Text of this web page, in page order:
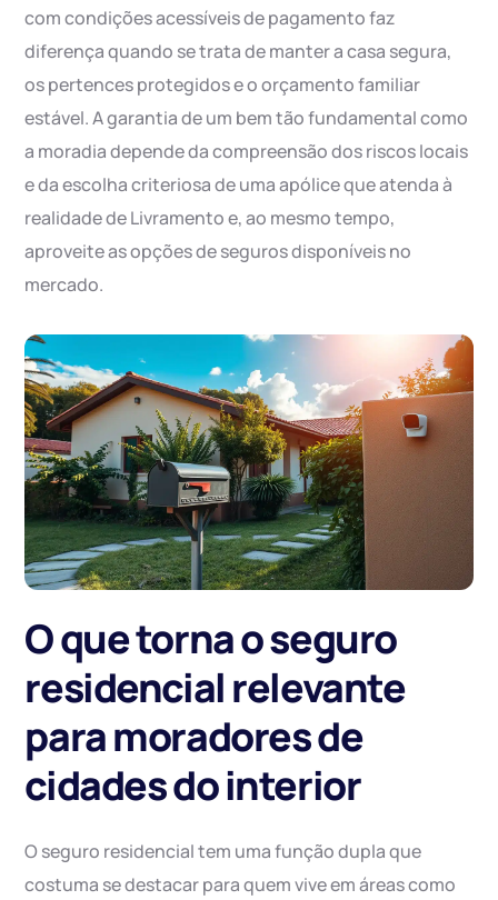
com condições acessíveis de pagamento faz
diferença quando se trata de manter a casa segura,
os pertences protegidos e o orçamento familiar
estável. A garantia de um bem tão fundamental como
a moradia depende da compreensão dos riscos locais
e da escolha criteriosa de uma apólice que atenda à
realidade de Livramento e, ao mesmo tempo,
aproveite as opções de seguros disponíveis no
mercado.
O que torna o seguro
residencial relevante
para moradores de
cidades do interior
O seguro residencial tem uma função dupla que
costuma se destacar para quem vive em áreas como